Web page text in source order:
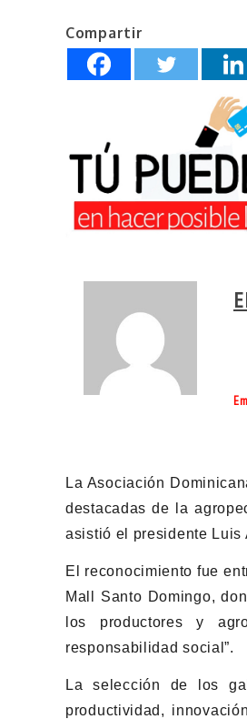
Compartir
La Asociación
destacadas de la
asistió el presidente Luis
El reconocimiento fue
Mall Santo Domingo,
los productores y
responsabilidad social”.
La selección de los
productividad,